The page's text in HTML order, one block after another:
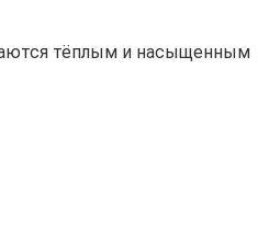
тёплым и насыщенным